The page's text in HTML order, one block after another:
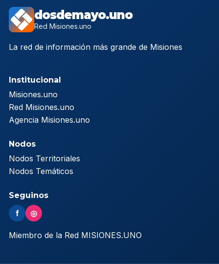
dosdemayo.uno
Red Misiones.uno
La red de información más grande de Misiones
Institucional
Misiones.uno
Red Misiones.uno
Agencia Misiones.uno
Nodos
Nodos Territoriales
Nodos Temáticos
Seguinos
f ◎
Miembro de la Red MISIONES.UNO